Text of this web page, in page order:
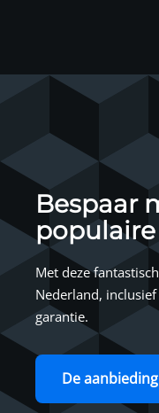
Bespaar
Met deze
Nederland,
garantie.
De